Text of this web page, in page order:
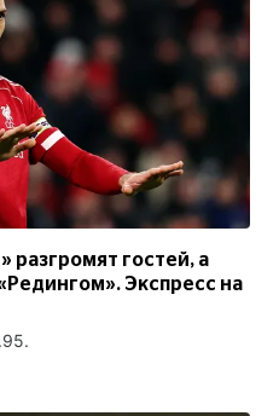
разгромят гостей, а
Экспресс на